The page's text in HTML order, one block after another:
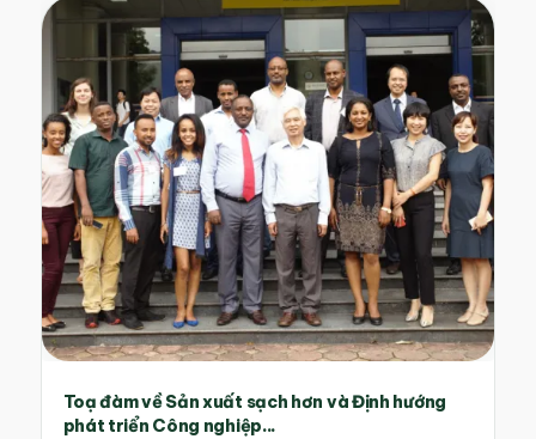
Toạ đàm về Sản xuất sạch hơn và Định hướng
phát triển Công nghiệp...